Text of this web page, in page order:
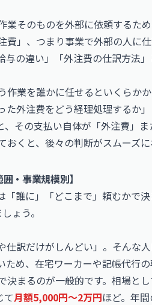
業そのものを外部に依頼するた
費」、つまり事業で外部の人に
の違い」「外注費の仕訳方法
業を誰かに任せるといくらか
た外注費をどう経理処理するか
、その支払い自体が「外注費」
くと、後々の判断がスムーズに
・事業規模別】
誰に」「どこまで」頼むかで
ょう。
仕訳だけがしんどい」。そんな
め、在宅ワーカーや記帳代行の
まるのが一般的です。相場とし
て月額5,000円〜2万円ほど。年